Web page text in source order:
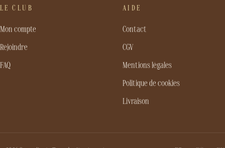
LE CLUB
Mon compte
Rejoindre
FAQ
AIDE
Contact
CGV
Mentions légales
Politique de cookies
Livraison